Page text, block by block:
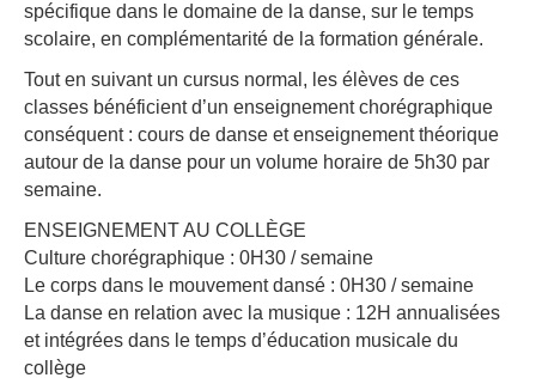
spécifique dans le domaine de la danse, sur le temps
scolaire, en complémentarité de la formation générale.
Tout en suivant un cursus normal, les élèves de ces
classes bénéficient d’un enseignement chorégraphique
conséquent : cours de danse et enseignement théorique
autour de la danse pour un volume horaire de 5h30 par
semaine.
ENSEIGNEMENT AU COLLÈGE
Culture chorégraphique : 0H30 / semaine
Le corps dans le mouvement dansé : 0H30 / semaine
La danse en relation avec la musique : 12H annualisées
et intégrées dans le temps d’éducation musicale du
collège